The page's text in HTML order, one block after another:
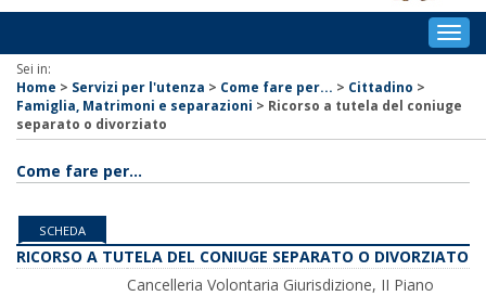
Sei in:
Home > Servizi per l'utenza > Come fare per... > Cittadino >
Famiglia, Matrimoni e separazioni > Ricorso a tutela del coniuge
separato o divorziato
Come fare per...
SCHEDA
RICORSO A TUTELA DEL CONIUGE SEPARATO O DIVORZIATO
Cancelleria Volontaria Giurisdizione, II Piano